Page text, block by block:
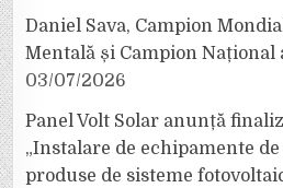
Daniel Sava, Campion
Mentală și Campion Național
03/07/2026
Panel Volt Solar anunță
„Instalare de echipamente
produse de sisteme